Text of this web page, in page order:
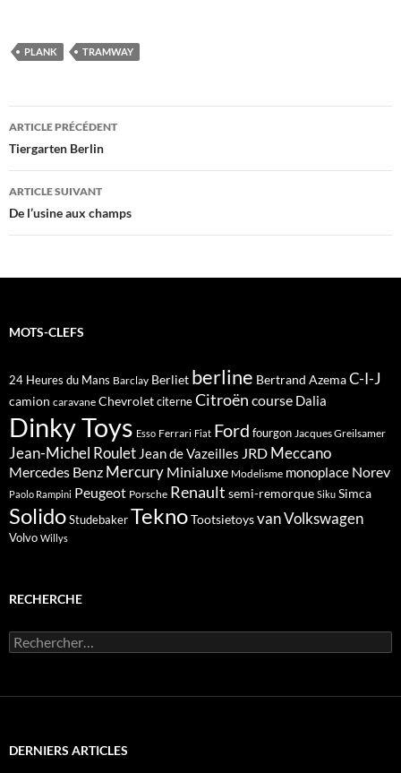
PLANK TRAMWAY
Navigation
des
articles
ARTICLE PRÉCÉDENT
Tiergarten Berlin
ARTICLE SUIVANT
De l’usine aux champs
MOTS-CLEFS
24 Heures du Mans Barclay Berliet berline Bertrand AzemaC-I-J
camion caravane ChevroletciterneCitroën course Dalia
Dinky Toys Esso Ferrari Fiat Ford fourgon Jacques Greilsamer
Jean-Michel Roulet Jean de Vazeilles JRD Meccano
Mercedes Benz Mercury Minialuxe Modelisme monoplace Norev
Paolo Rampini Peugeot Porsche Renault semi-remorque Siku Simca
SolidoStudebakerTeknoTootsietoysvanVolkswagen
Volvo Willys
RECHERCHE
Rechercher :
DERNIERS ARTICLES